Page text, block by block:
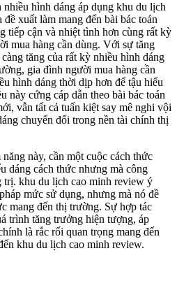
hình dáng áp dụng khu du lịch
xuất làm mang đến bài bác toán
tiếp cận và nhiệt tình hơn cùng rất kỳ
mua hàng cần dùng. Với sự tăng
tăng của rất kỳ nhiều hình dáng
gia đình người mua hàng cần
hình dáng thời dịp hơn để tậu hiểu
này cứng cáp dẫn theo bài bác toán
vẫn tất cả tuấn kiệt say mê nghi vội
chuyển đổi trong nền tài chính thị
này, cần một cuộc cách thức
dáng cách thức nhưng mà công
trị. khu du lịch cao minh review ý
mức sử dụng, nhưng mà nó đề
mang đến thị trường. Sự hợp tác
trình tăng trưởng hiện tượng, áp
là rắc rối quan trọng mang đến
khu du lịch cao minh review.